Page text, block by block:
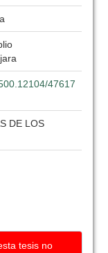
47617
DE LOS
tesis no